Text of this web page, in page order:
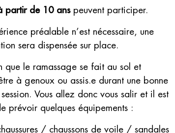
partir de 10 anspeuvent participer.
préalable n’est nécessaire, une
sera dispensée sur place.
que le ramassage se fait au sol et
à genoux ou assis.e durant une bonne
Vous allez donc vous salir et il est
prévoir quelques équipements :
/ chaussons de voile / sandales